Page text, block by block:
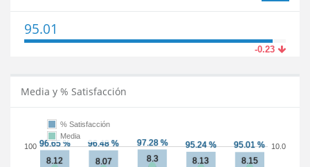
95.01
-0.23
Media y % Satisfacción
100 10.0
% Satisfacción
Media